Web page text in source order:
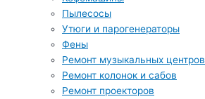
Пылесосы
Утюги и парогенераторы
Фены
Ремонт музыкальных центров
Ремонт колонок и сабов
Ремонт проекторов